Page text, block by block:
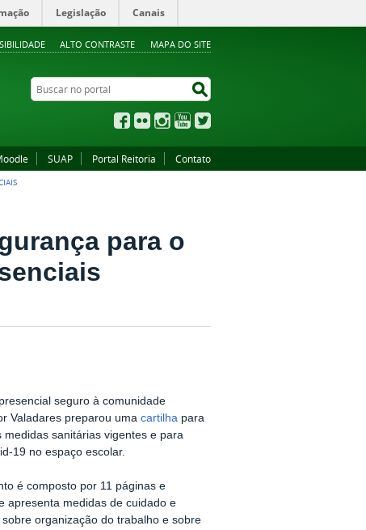
ALTO CONTRASTE MAPA DO SITE
Legislação Canais
Buscar no portal
Facebook
Flickr InstagramYouTube
SUAP Portal Reitoria Contato
para o
seguro à comunidade
Valadares preparou uma cartilhapara
sanitárias vigentes e para
19 no espaço escolar.
é composto por 11 páginas e
apresenta medidas de cuidado e
organização do trabalho e sobre